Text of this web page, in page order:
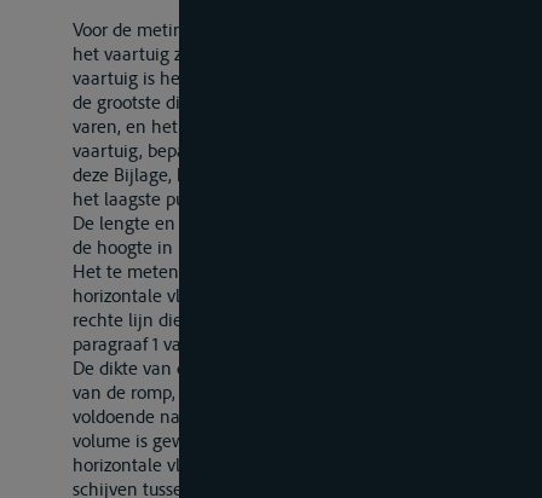
Voor de meting van een vaartuig worden de maten aan
het vaartuig zelf gemeten. Het te meten deel van het
vaartuig is het deel dat begrepen is tussen het vlak van
de grootste diepgang, tot welke het vaartuig zal kunnen
varen, en hetzij het vlak van inzinking van het ledige
vaartuig, bepaald volgens paragraaf 1 van artikel 7 van
deze Bijlage, hetzij het horizontale vlak, gaande door
het laagste punt van de romp van het vaartuig.
De lengte en breedte worden in centimeters uitgevoerd,
de hoogte in millimeters.
Het te meten deel van het vaartuig wordt door
horizontale vlakken of door vlakken, gaande door een
rechte lijn die de snijlijn van de vlakken, bedoeld in
paragraaf 1 van dit artikel, vormt, verdeeld in schijven.
De dikte van de schijven moet, in verband met de vorm
van de romp, op zodanige wijze worden gekozen, dat
voldoende nauwkeurigheid bij de berekening van het
volume is gewaarborgd; de afstand tussen de
horizontale vlakken of de gemiddelde dikte van de
schijven tussen de elkaar snijdende vlakken moet, voor